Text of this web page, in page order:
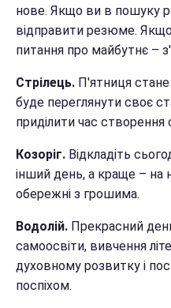
нове. Якщо ви в пошуку
відправити резюме.
питання про майбутнє –
Стрілець. П'ятниця
буде переглянути своє
приділити час створення
Козоріг. Відкладіть
інший день, а краще – на
обережні з грошима.
Водолій. Прекрасний
самоосвіти, вивчення
духовному розвитку і
поспіхом.